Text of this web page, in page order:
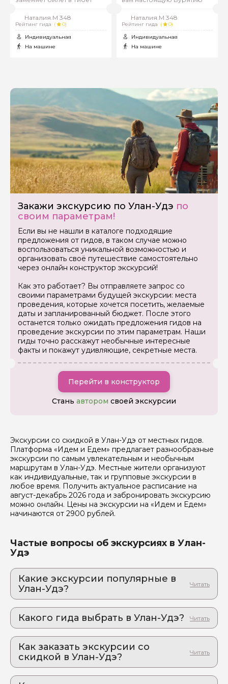
Наталия.М 348
Рейтинг гида (
0)
Индивидуальная
На машине
Наталия.М 348
Рейтинг гида (
0)
Индивидуальная
На машине
Закажи экскурсию по Улан-Удэ по
своим параметрам!
Если вы не нашли в каталоге подходящие
предложения от гидов, в таком случае можно
воспользоваться уникальной возможностью и
организовать своё путешествие самостоятельно
через онлайн конструктор экскурсий!
Как это работает? Вы отправляете запрос со
своими параметрами будущей экскурсии: места
проведения, которые хочется посетить, желаемые
даты и запланированный бюджет. После этого
останется только ожидать предложения гидов на
проведение экскурсии по этим параметрам. Наши
гиды точно расскажут необычные интересные
факты и покажут удивляющие, секретные места.
Перейти в конструктор
Стань автором своей экскурсии
Экскурсии со скидкой в Улан-Удэ от местных гидов.
Платформа «Идем и Едем» предлагает разнообразные
экскурсии по самым увлекательным и необычным
маршрутам в Улан-Удэ. Местные жители организуют
как индивидуальные, так и групповые экскурсии в
любое время. Получить актуальное расписание на
август-декабрь 2026 года и забронировать экскурсию
можно онлайн. Цены на экскурсии на «Идем и Едем»
начинаются от 2900 рублей.
Частые вопросы об экскурсиях в Улан-
Удэ
Какие экскурсии популярные в
Улан-Удэ?
мир бурятских лам
Улан-Удэ и Иволгинский дацан: когда один день
заменяет билет в Тибет
2. Иволгинский дацан и драгоценное тело
Даши-Доржо Хамбо-Ламы Этыгелова
Погрузитесь в мир тибетского буддизма в Улан-
Какого гида выбрать в Улан-Удэ?
2. Марианна.Л 353
Как заказать экскурсии со
скидкой в Улан-Удэ?
Едем»:
Задайте свой вопрос гиду
Как вас зовут
Ваша электронная почта
Ваш номер телефона
Вопросы и комментарии
Если у вас есть интересующие вопросы, можете их
Я даю своё согласие на обработку персональных
данных
Отправить